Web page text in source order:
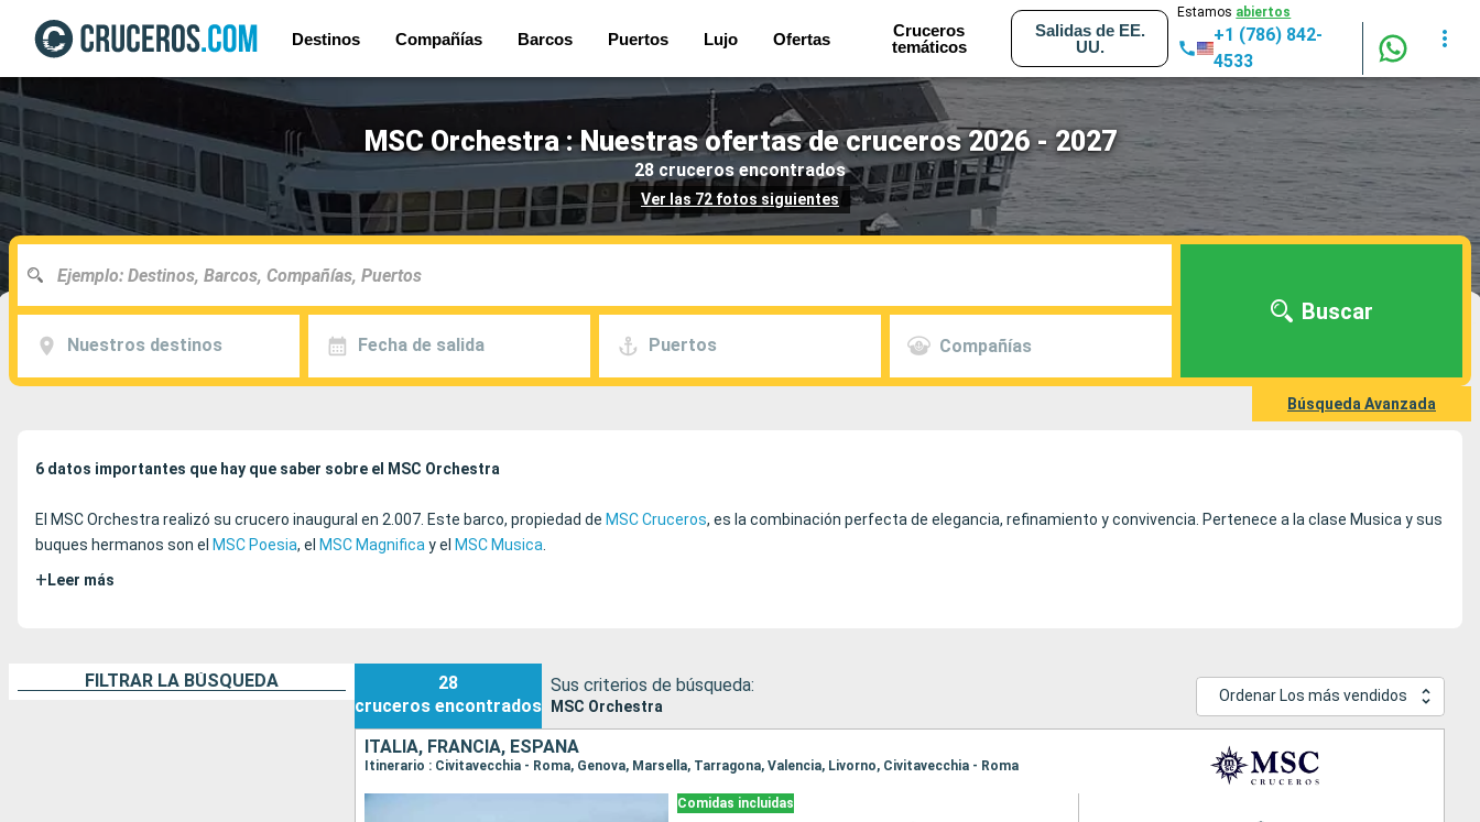
Destinos Compañías Barcos Puertos Lujo Ofertas
Cruceros
temáticos
Salidas de EE.
UU.
Estamos abiertos
+1 (786) 842-
4533
MSC Orchestra : Nuestras ofertas de cruceros 2026 - 2027
28 cruceros encontrados
Ver las 72 fotos siguientes
Nuestros destinos Fecha de salida Puertos Compañías
Buscar
Búsqueda Avanzada
6 datos importantes que hay que saber sobre el MSC Orchestra
El MSC Orchestra realizó su crucero inaugural en 2.007. Este barco, propiedad de MSC Cruceros, es la combinación perfecta de elegancia, refinamiento y convivencia. Pertenece a la clase Musica y sus
buques hermanos son el MSC Poesia, el MSC Magnifica y el MSC Musica
+ Leer más
FILTRAR LA BÚSQUEDA
28
cruceros encontrados
Sus criterios de búsqueda:
MSC Orchestra
Ordenar Los más vendidos
ITALIA, FRANCIA, ESPAÑA
Itinerario : Civitavecchia - Roma, Genova, Marsella, Tarragona, Valencia, Livorno, Civitavecchia - Roma
Comidas incluidas